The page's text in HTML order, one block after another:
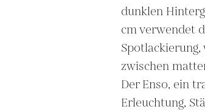
dunklen
cm verwendet
zwischen
Der Enso, ein
Erleuchtung,